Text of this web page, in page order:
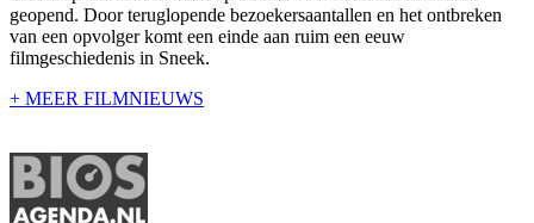
geopend. Door teruglopende bezoekersaantallen en het ontbreken
van een opvolger komt een einde aan ruim een eeuw
filmgeschiedenis in Sneek.
+ MEER FILMNIEUWS